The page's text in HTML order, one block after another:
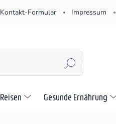
Kontakt-Formular Impressum
SUCHEN
Reisen Gesunde Ernährung